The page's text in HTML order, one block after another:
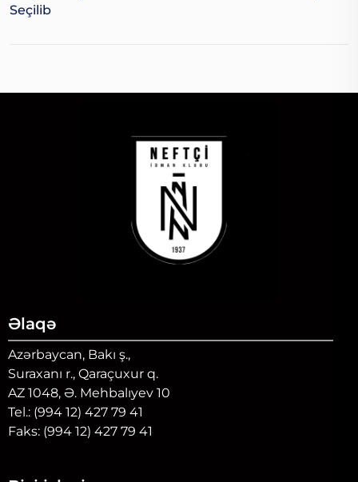
Seçilib
Əlaqə
Azərbaycan, Bakı ş.,
Suraxanı r., Qaraçuxur q.
AZ 1048, Ə. Mehbalıyev 10
Tel.: (994 12) 427 79 41
Faks: (994 12) 427 79 41